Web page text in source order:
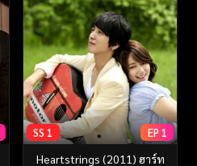
SS 1 EP 1
Heartstrings (2011) ฮาร์ท